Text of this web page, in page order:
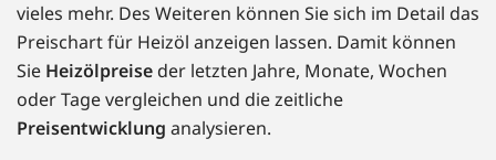
vieles mehr. Des Weiteren können Sie sich im Detail das
Preischart für Heizöl anzeigen lassen. Damit können
Sie Heizölpreise der letzten Jahre, Monate, Wochen
oder Tage vergleichen und die zeitliche
Preisentwicklung analysieren.